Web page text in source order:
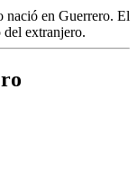
nació en Guerrero. El
del extranjero.